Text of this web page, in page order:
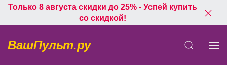
Только 8 августа скидки до 25% - Успей купить
со скидкой!
ВашПульт.ру